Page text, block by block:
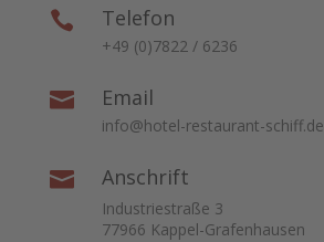
 Telefon
+49 (0)7822 / 6236
 Email
info@hotel-restaurant-schiff.de
 Anschrift
Industriestraße 3
77966 Kappel-Grafenhausen